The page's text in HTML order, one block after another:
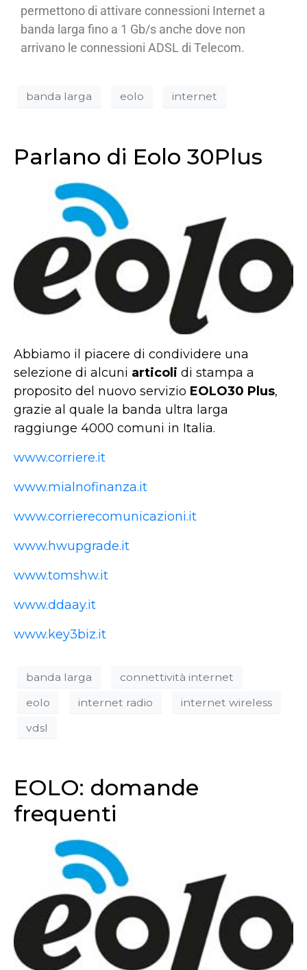
permettono di attivare connessioni Internet a
banda larga fino a 1 Gb/s anche dove non
arrivano le connessioni ADSL di Telecom.
banda larga eolo internet
Parlano di Eolo 30Plus
Abbiamo il piacere di condividere una
selezione di alcuni articoli di stampa a
proposito del nuovo servizio EOLO30 Plus,
grazie al quale la banda ultra larga
raggiunge 4000 comuni in Italia.
www.corriere.it
www.mialnofinanza.it
www.corrierecomunicazioni.it
www.hwupgrade.it
www.tomshw.it
www.ddaay.it
www.key3biz.it
banda larga
connettività internet
eolo
internet radio
internet wireless
vdsl
EOLO: domande
frequenti